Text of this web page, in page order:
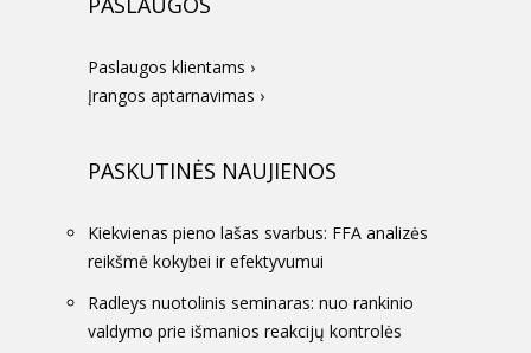
Paslaugos klientams ›
Įrangos aptarnavimas ›
PASKUTINĖS NAUJIENOS
Kiekvienas pieno lašas svarbus: FFA analizės
reikšmė kokybei ir efektyvumui
Radleys nuotolinis seminaras: nuo rankinio
valdymo prie išmanios reakcijų kontrolės